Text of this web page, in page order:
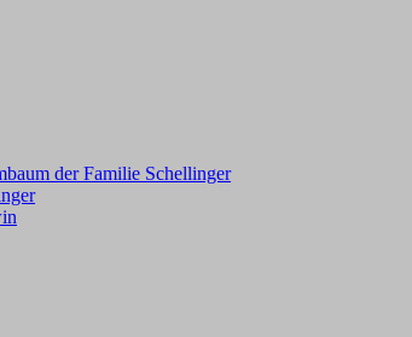
der Familie Schellinger